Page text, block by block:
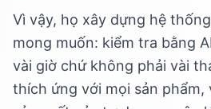
Vì vậy, họ xây dựng hệ
mong muốn: kiểm tra bằng
vài giờ chứ không phải vài
thích ứng với mọi sản phẩm,